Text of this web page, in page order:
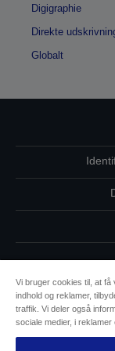
Digigraphie
Direkte
Globalt
Vi bruger cookies til, at få
indhold og reklamer,
traffik. Vi deler også
sociale medier, i